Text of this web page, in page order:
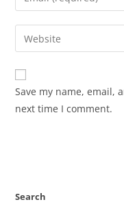
Save my name, email,
next time I comment.
Search